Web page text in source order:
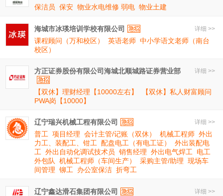
保洁员 保安 物业水电维修 弱电 物业土建
详细 >>
海城市冰瑛培训学校有限公司
课程顾问（万和校区）
英语老师 中小学语文老师（南台
校区）
详细 >>
方正证券股份有限公司海城北顺城路证券营业部
【双休】理财经理【10000左右】
【双休】私人财富顾问
PWA岗【10000】
详细 >>
辽宁瑞兴机械工程有限公司
普工 项目经理 会计主管/记账（双休） 机械工程师 外出
力工、装配工、钳工 配盘电工（有电工证）
外出装配电
工 外出自动化调试技术员 销售经理 外出电气焊工 电工
外包队 机械工程师（车间生产） 采购主管/助理 现场车
间管理 铆工 办公室保洁 折弯工
详细 >>
辽宁鑫达滑石集团有限公司